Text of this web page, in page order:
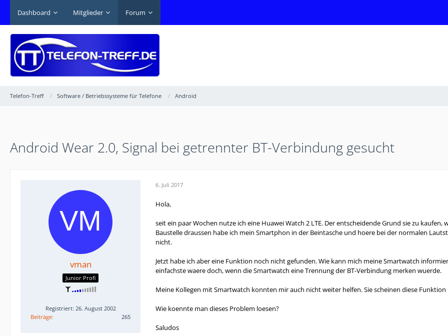
Dashboard Mitglieder Forum
Telefon-Treff Software / Betriebssysteme für Telefone Android
Android Wear 2.0, Signal bei getrennter BT-Verbindung gesucht
vman
Junior Profi
Registriert: 26. August 2002
Beiträge
265
6. Juli 2017
Hola,
seit ein paar Wochen nutze ich eine Huawei Watch 2 LTE. Der entscheidende Grund sie zu
Baustelle draussen habe ich mein Smartphon in der Beintasche und hoere bei der normalen
nicht.
Jetzt habe ich aber eine Funktion noch nicht gefunden. Wie kann mich meine Smartwatch
einfachste waere doch, wenn die Smartwatch eine Trennung der BT-Verbindung merken wuerde.
Meine Kollegen mit Smartwatch konnten mir auch nicht weiter helfen. Sie scheinen diese
Wie koennte man dieses Problem loesen?
Saludos